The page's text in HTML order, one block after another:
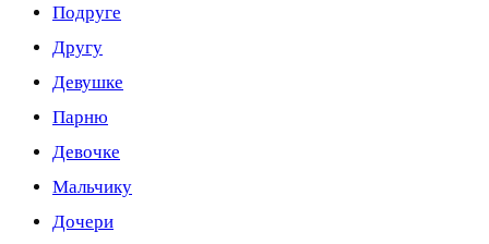
Подруге
Другу
Девушке
Парню
Девочке
Мальчику
Дочери